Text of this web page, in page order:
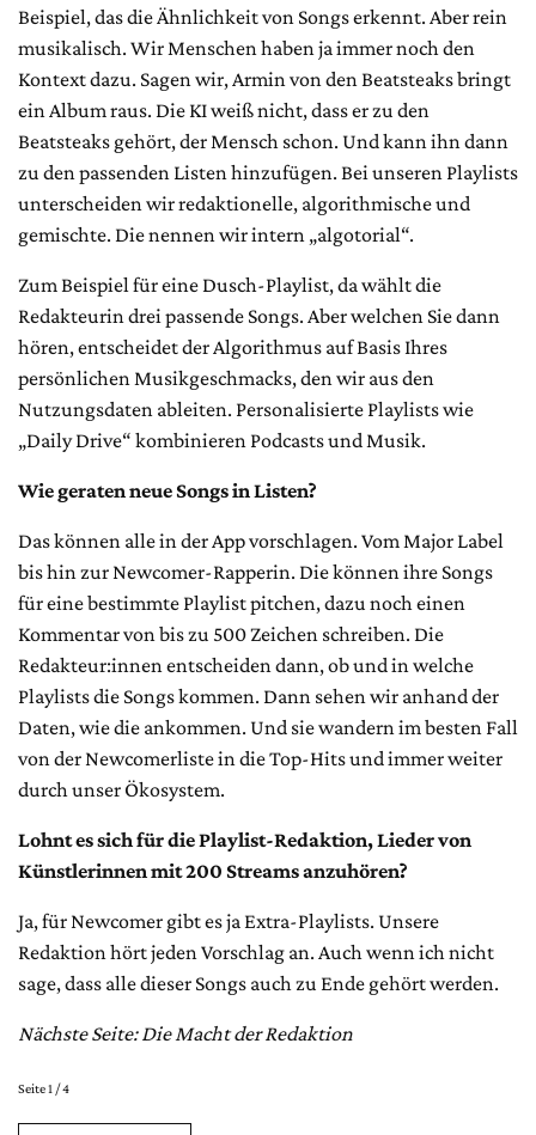
Beispiel, das die Ähnlichkeit von Songs erkennt. Aber rein
musikalisch. Wir Menschen haben ja immer noch den
Kontext dazu. Sagen wir, Armin von den Beatsteaks bringt
ein Album raus. Die KI weiß nicht, dass er zu den
Beatsteaks gehört, der Mensch schon. Und kann ihn dann
zu den passenden Listen hinzufügen. Bei unseren Playlists
unterscheiden wir redaktionelle, algorithmische und
gemischte. Die nennen wir intern „algotorial“.
Zum Beispiel für eine Dusch-Playlist, da wählt die
Redakteurin drei passende Songs. Aber welchen Sie dann
hören, entscheidet der Algorithmus auf Basis Ihres
persönlichen Musikgeschmacks, den wir aus den
Nutzungsdaten ableiten. Personalisierte Playlists wie
„Daily Drive“ kombinieren Podcasts und Musik.
Wie geraten neue Songs in Listen?
Das können alle in der App vorschlagen. Vom Major Label
bis hin zur Newcomer-Rapperin. Die können ihre Songs
für eine bestimmte Playlist pitchen, dazu noch einen
Kommentar von bis zu 500 Zeichen schreiben. Die
Redakteur:innen entscheiden dann, ob und in welche
Playlists die Songs kommen. Dann sehen wir anhand der
Daten, wie die ankommen. Und sie wandern im besten Fall
von der Newcomerliste in die Top-Hits und immer weiter
durch unser Ökosystem.
Lohnt es sich für die Playlist-Redaktion, Lieder von
Künstlerinnen mit 200 Streams anzuhören?
Ja, für Newcomer gibt es ja Extra-Playlists. Unsere
Redaktion hört jeden Vorschlag an. Auch wenn ich nicht
sage, dass alle dieser Songs auch zu Ende gehört werden.
Nächste Seite: Die Macht der Redaktion
Seite 1 / 4